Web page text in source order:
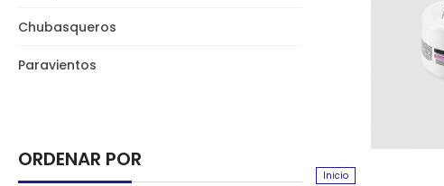
Chubasqueros
Paravientos
ORDENAR POR
Inicio